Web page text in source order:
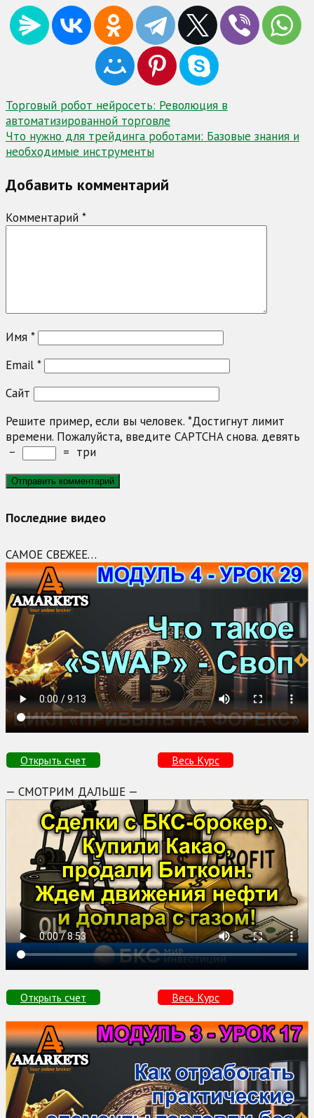
Навигация
по
записям
Торговый робот нейросеть: Революция в
автоматизированной торговле
Что нужно для трейдинга роботами: Базовые знания и
необходимые инструменты
Добавить комментарий
Комментарий *
Имя *
Email *
Сайт
Решите пример, если вы человек. *Достигнут лимит
времени. Пожалуйста, введите CAPTCHA снова. девять
−
= три
Последние видео
САМОЕ СВЕЖЕЕ…
Открыть счет Весь Курс
— СМОТРИМ ДАЛЬШЕ —
Открыть счет Весь Курс